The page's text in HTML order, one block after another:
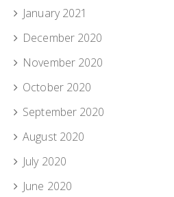
January 2021
December 2020
November 2020
October 2020
September 2020
August 2020
July 2020
June 2020